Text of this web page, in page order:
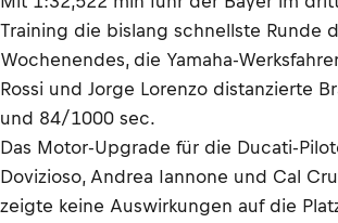
Training die bislang schnellste Runde
Wochenendes, die Yamaha-
Rossi und Jorge Lorenzo distanzierte
und 84/1000 sec.
Das Motor-Upgrade für die Ducati-
Dovizioso, Andrea Iannone und Cal
zeigte keine Auswirkungen auf die